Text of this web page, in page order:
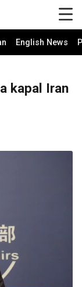
English News
kapal Iran